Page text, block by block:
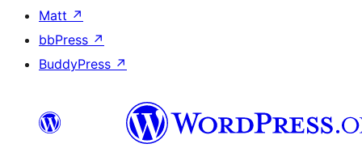
Matt ↗
bbPress ↗
BuddyPress ↗